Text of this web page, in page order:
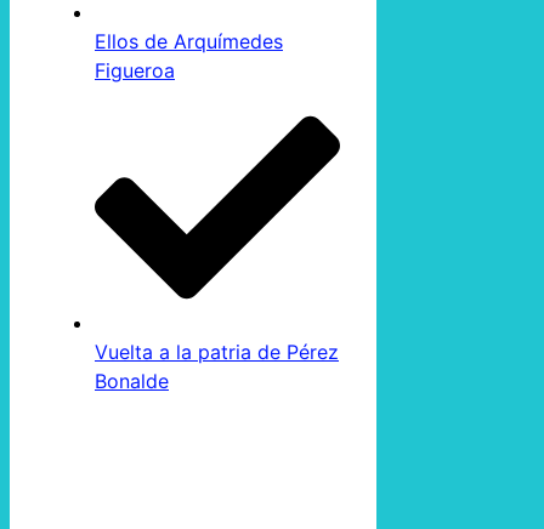
Ellos de Arquímedes
Figueroa
Vuelta a la patria de Pérez
Bonalde